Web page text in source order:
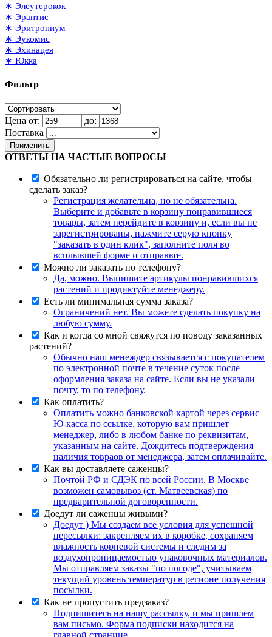
∗ Элеутерокок
∗ Эрантис
∗ Эритрониум
∗ Эукомис
∗ Эхинацея
∗ Юкка
Фильтр
Цена от:
до:
Поставка
Применить
ОТВЕТЫ НА ЧАСТЫЕ ВОПРОСЫ
Обязательно ли регистрироваться на сайте, чтобы
сделать заказ?
Регистрация желательна, но не обязательна.
Выберите и добавьте в корзину понравившиеся
товары, затем перейдите в корзину и, если вы не
зарегистрированы, нажмите серую кнопку
"заказать в один клик", заполните поля во
всплывшей форме и отправьте.
Можно ли заказать по телефону?
Да, можно. Выпишите артикулы понравившихся
растений и продиктуйте менеджеру.
Есть ли минимальная сумма заказа?
Ограничений нет. Вы можете сделать покупку на
любую сумму.
Как и когда со мной свяжутся по поводу заказанных
растений?
Обычно наш менеждер связывается с покупателем
по электронной почте в течение суток после
оформления заказа на сайте. Если вы не указали
почту, то по телефону.
Как оплатить?
Оплатить можно банковской картой через сервис
Ю-касса по ссылке, которую вам пришлет
менеджер, либо в любом банке по реквизитам,
указанным на сайте. Дождитесь подтверждения
наличия товраов от менеджера, затем оплачивайте.
Как вы доставляете саженцы?
Почтой РФ и СДЭК по всей России. В Москве
возможен самовывоз (ст. Матвеевская) по
предварительной договоренности.
Доедут ли саженцы живыми?
Доедут ) Мы создаем все условия для успешной
пересылки: закрепляем их в коробке, сохраняем
влажность корневой системы и следим за
воздухопроницаемостью упаковочных материалов.
Мы отправляем заказы "по погоде", учитываем
текущий уровень температур в регионе получения
посылки.
Как не пропустить предзаказ?
Подпишитесь на нашу рассылку, и мы пришлем
вам письмо. Форма подписки находится на
главной странице.